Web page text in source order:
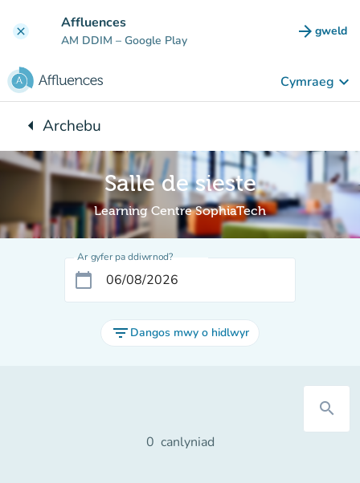
clear Affluences
AM DDIM – Google Play arrow_forward gweld
(tab
Cymraeg keyboard_arrow_down
arrow_leftYn ôl i:
Archebu
Salle de sieste
Learning Centre SophiaTech
Ar gyfer pa ddiwrnod?
calendar_today
filter_list Dangos mwy o hidlwyr
search
0 canlyniad